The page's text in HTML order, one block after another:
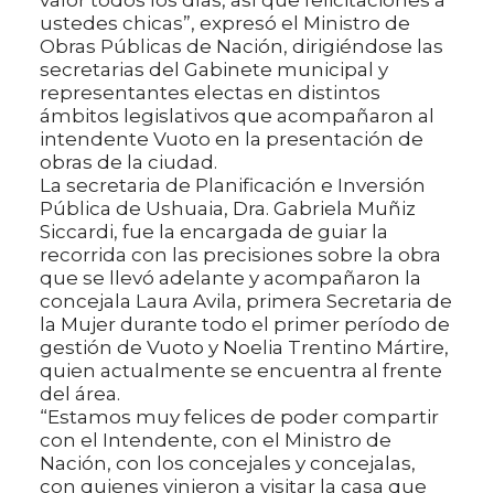
ustedes chicas”, expresó el Ministro de
Obras Públicas de Nación, dirigiéndose las
secretarias del Gabinete municipal y
representantes electas en distintos
ámbitos legislativos que acompañaron al
intendente Vuoto en la presentación de
obras de la ciudad.
La secretaria de Planificación e Inversión
Pública de Ushuaia, Dra. Gabriela Muñiz
Siccardi, fue la encargada de guiar la
recorrida con las precisiones sobre la obra
que se llevó adelante y acompañaron la
concejala Laura Avila, primera Secretaria de
la Mujer durante todo el primer período de
gestión de Vuoto y Noelia Trentino Mártire,
quien actualmente se encuentra al frente
del área.
“Estamos muy felices de poder compartir
con el Intendente, con el Ministro de
Nación, con los concejales y concejalas,
con quienes vinieron a visitar la casa que